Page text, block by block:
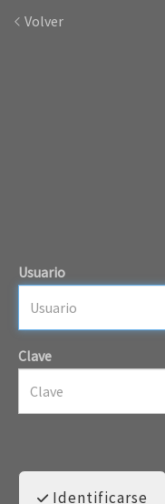
Volver
Usuario
Clave
Identificarse